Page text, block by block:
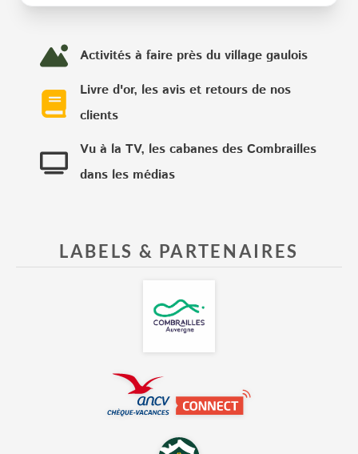
Activités à faire près du village gaulois
Livre d'or, les avis et retours de nos
clients
Vu à la TV, les cabanes des Combrailles
dans les médias
LABELS & PARTENAIRES